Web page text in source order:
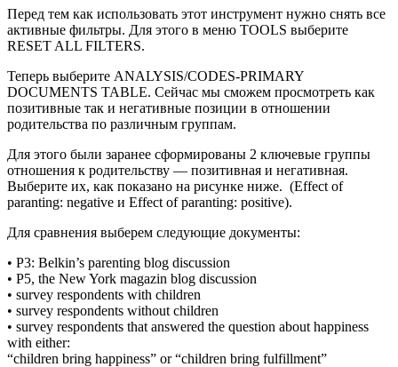
Перед тем как использовать этот инструмент нужно снять все
активные фильтры. Для этого в меню TOOLS выберите
RESET ALL FILTERS.
Теперь выберите ANALYSIS/CODES-PRIMARY
DOCUMENTS TABLE. Сейчас мы сможем просмотреть как
позитивные так и негативные позиции в отношении
родительства по различным группам.
Для этого были заранее сформированы 2 ключевые группы
отношения к родительству — позитивная и негативная.
Выберите их, как показано на рисунке ниже. (Effect of
paranting: negative и Effect of paranting: positive).
Для сравнения выберем следующие документы:
• P3: Belkin’s parenting blog discussion
• P5, the New York magazin blog discussion
• survey respondents with children
• survey respondents without children
• survey respondents that answered the question about happiness
with either:
“children bring happiness” or “children bring fulfillment”